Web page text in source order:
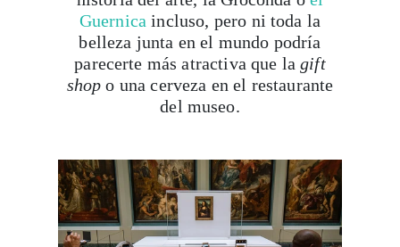
Guernica incluso, pero ni toda la
belleza junta en el mundo podría
parecerte más atractiva que lagift
shop o una cerveza en el restaurante
del museo.